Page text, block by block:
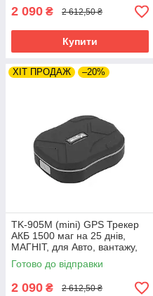
2 090 ₴ 2 612,50 ₴
Купити
ХІТ ПРОДАЖ –20%
TK-905M (mini) GPS Трекер
АКБ 1500 маг на 25 днів,
МАГНІТ, для Авто, вантажу,
багажу Автономний, TKSTAR
Готово до відправки
2 090 ₴ 2 612,50 ₴